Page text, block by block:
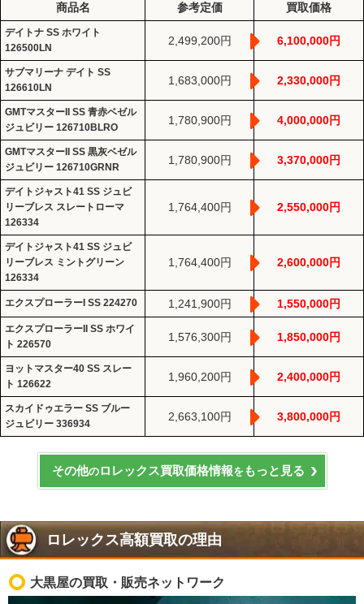
商品名 参考定価 買取価格
デイトナ SS ホワイト
126500LN
2,499,200円 6,100,000円
サブマリーナ デイト SS
126610LN
1,683,000円 2,330,000円
GMTマスターII SS 青赤ベゼル
ジュビリー 126710BLRO
1,780,900円 4,000,000円
GMTマスターII SS 黒灰ベゼル
ジュビリー 126710GRNR
1,780,900円 3,370,000円
デイトジャスト41 SS ジュビ
リーブレス スレートローマ
126334
1,764,400円 2,550,000円
デイトジャスト41 SS ジュビ
リーブレス ミントグリーン
126334
1,764,400円 2,600,000円
エクスプローラーI SS 224270 1,241,900円 1,550,000円
エクスプローラーII SS ホワイ
ト 226570
1,576,300円 1,850,000円
ヨットマスター40 SS スレー
ト 126622
1,960,200円 2,400,000円
スカイドゥエラー SS ブルー
ジュビリー 336934
2,663,100円 3,800,000円
その他のロレックス買取価格情報をもっと見る
ロレックス高額買取の理由
大黒屋の買取・販売ネットワーク